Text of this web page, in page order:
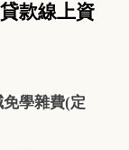
款線上資
學雜費(定